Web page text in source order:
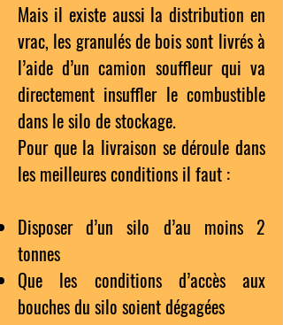
Mais il existe aussi la distribution en
vrac, les granulés de bois sont livrés à
l’aide d’un camion souffleur qui va
directement insuffler le combustible
dans le silo de stockage.
Pour que la livraison se déroule dans
les meilleures conditions il faut :
Disposer d’un silo d’au moins 2
tonnes
Que les conditions d’accès aux
bouches du silo soient dégagées